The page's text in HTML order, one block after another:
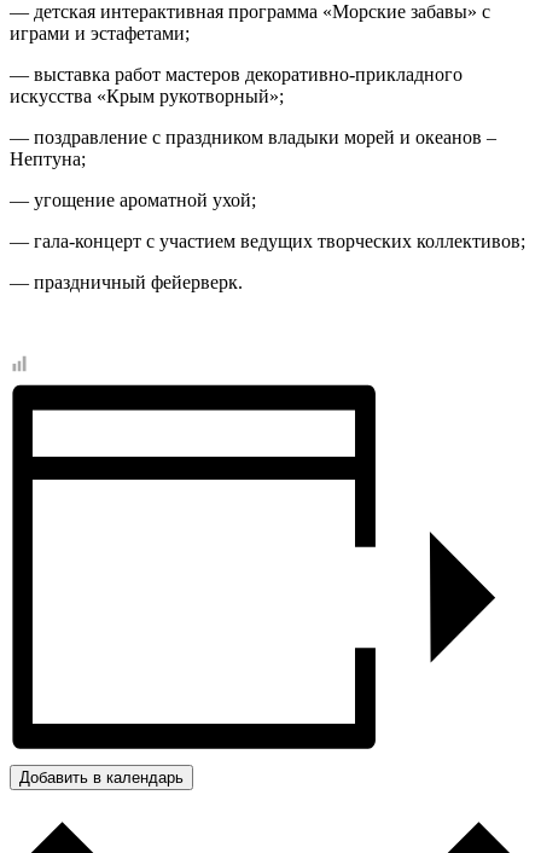
— детская интерактивная программа «Морские забавы» с
играми и эстафетами;
— выставка работ мастеров декоративно-прикладного
искусства «Крым рукотворный»;
— поздравление с праздником владыки морей и океанов –
Нептуна;
— угощение ароматной ухой;
— гала-концерт с участием ведущих творческих коллективов;
— праздничный фейерверк.
Добавить в календарь